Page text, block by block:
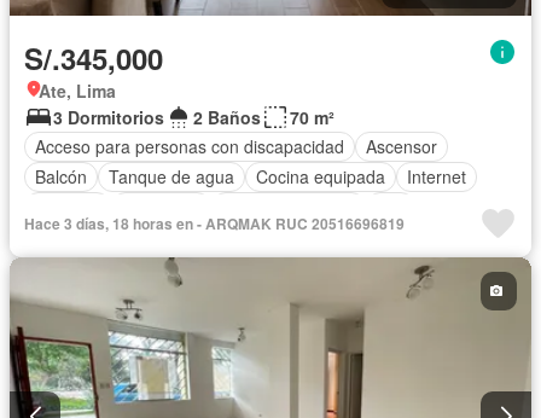
S/.345,000
Ate, Lima
3 Dormitorios
2 Baños
70 m²
Acceso para personas con discapacidad
Ascensor
Balcón
Tanque de agua Cocina equipada
Internet
Hace 3 días, 18 horas en - ARQMAK RUC 20516696819